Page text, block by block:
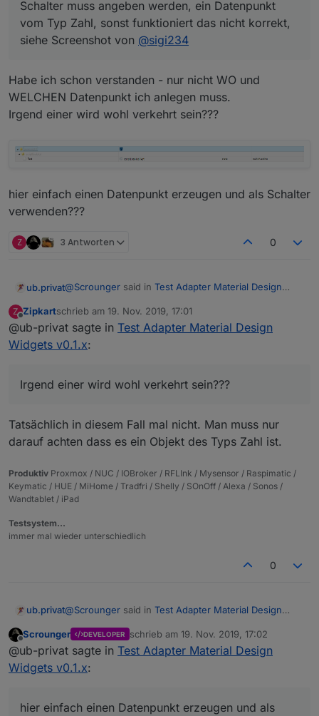
Schalter muss angeben werden, ein Datenpunkt
vom Typ Zahl, sonst funktioniert das nicht korrekt,
siehe Screenshot von
Schalter muss angeben werden, ein Datenpunkt
vom Typ Zahl, sonst funktioniert das nicht korrekt,
siehe Screenshot von @sigi234
Habe ich schon verstanden - nur nicht WO und
WELCHEN Datenpunkt ich anlegen muss.
Irgend einer wird wohl verkehrt sein???
hier einfach einen Datenpunkt erzeugen und als Schalter
verwenden???
Z 3 Antworten 0
ub.privat@Scrounger said in Test Adapter Material Design
Schalter muss angeben werden, ein Datenpunkt
korrekt, siehe Screenshot von
Habe ich schon verstanden - nur nicht WO und
Irgend einer wird wohl verkehrt sein???
Schalter verwenden???
Z
Offline
Zipkartschrieb am 19. Nov. 2019, 17:01
zuletzt editiert von
@ub-privat sagte in Test Adapter Material Design
Widgets v0.1.x:
Irgend einer wird wohl verkehrt sein???
Tatsächlich in diesem Fall mal nicht. Man muss nur
darauf achten dass es ein Objekt des Typs Zahl ist.
Produktiv Proxmox / NUC / IOBroker / RFLInk / Mysensor / Raspimatic /
Keymatic / HUE / MiHome / Tradfri / Shelly / SOnOff / Alexa / Sonos /
Wandtablet / iPad
Testsystem…
immer mal wieder unterschiedlich
0
ub.privat@Scrounger said in Test Adapter Material Design
Schalter muss angeben werden, ein Datenpunkt
korrekt, siehe Screenshot von
Habe ich schon verstanden - nur nicht WO und
Irgend einer wird wohl verkehrt sein???
Offline
Scrounger DEVELOPER schrieb am 19. Nov. 2019, 17:02
zuletzt editiert von
@ub-privat sagte in Test Adapter Material Design
Widgets v0.1.x:
hier einfach einen Datenpunkt erzeugen und als